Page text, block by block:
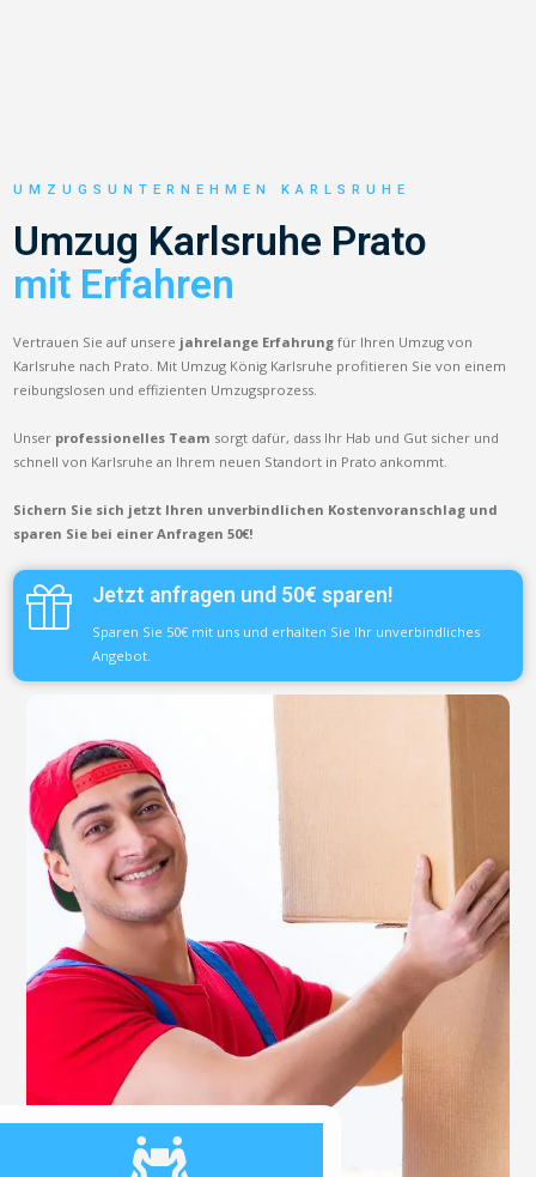
UMZUGSUNTERNEHMEN KARLSRUHE
Umzug Karlsruhe Prato
mit Erfahren
Vertrauen Sie auf unsere jahrelange Erfahrung für Ihren Umzug von
Karlsruhe nach Prato. Mit Umzug König Karlsruhe profitieren Sie von einem
reibungslosen und effizienten Umzugsprozess.
Unser professionelles Team sorgt dafür, dass Ihr Hab und Gut sicher und
schnell von Karlsruhe an Ihrem neuen Standort in Prato ankommt.
Sichern Sie sich jetzt Ihren unverbindlichen Kostenvoranschlag und
sparen Sie bei einer Anfragen 50€!
Jetzt anfragen und 50€ sparen!
Sparen Sie 50€ mit uns und erhalten Sie Ihr unverbindliches
Angebot.